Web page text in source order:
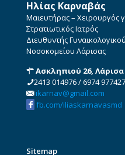
Ηλίας Καρναβάς
Μαιευτήρας – Χειρουργός
Στρατιωτικός Ιατρός
Διευθυντής
Νοσοκομείου Λάρισας
Ασκληπιού 26, Λάρισα
2413 014976/6974 977427
ikarnav@gmail.com
fb.com/iliaskarnavasmd
Sitemap